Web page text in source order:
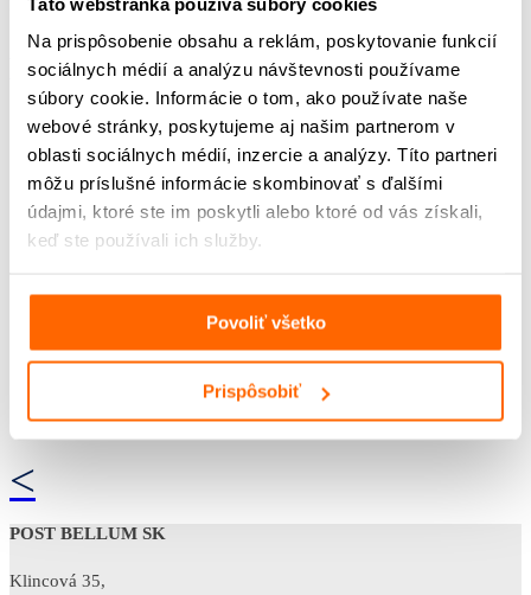
Na prispôsobenie obsahu a reklám, poskytovanie funkcií
sociálnych médií a analýzu návštevnosti používame
súbory cookie. Informácie o tom, ako používate naše
webové stránky, poskytujeme aj našim partnerom v
oblasti sociálnych médií, inzercie a analýzy. Títo partneri
môžu príslušné informácie skombinovať s ďalšími
údajmi, ktoré ste im poskytli alebo ktoré od vás získali,
keď ste používali ich služby.
Povoliť všetko
Prispôsobiť
Na stiahnutie:
Metodický list Pracovný list pre ZŠ
Pracovný list pre SŠ
<
POST BELLUM SK
Klincová 35,